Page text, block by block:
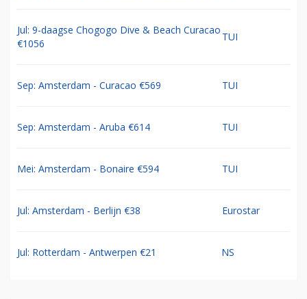
Jul: 9-daagse Chogogo Dive & Beach Curacao
€1056
TUI
Sep: Amsterdam - Curacao €569 TUI
Sep: Amsterdam - Aruba €614 TUI
Mei: Amsterdam - Bonaire €594 TUI
Jul: Amsterdam - Berlijn €38 Eurostar
Jul: Rotterdam - Antwerpen €21 NS